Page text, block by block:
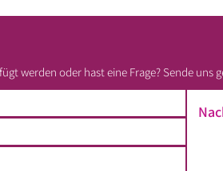
werden oder hast eine Frage? Sende uns